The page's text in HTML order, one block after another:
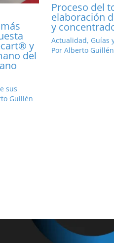
y
del
sus
Guillén
Proceso del
elaboración
y
Actualidad, Guías
PorAlberto Guillén